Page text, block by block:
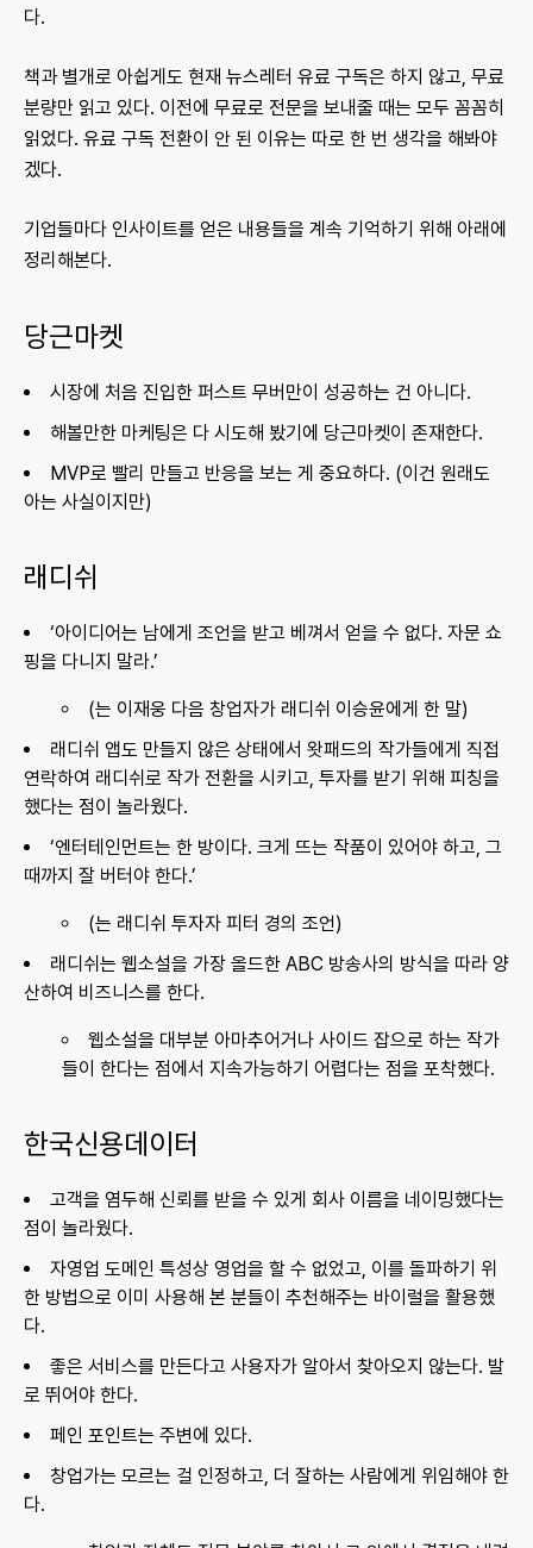
다.
책과 별개로 아쉽게도 현재 뉴스레터 유료 구독은 하지 않고, 무료
분량만 읽고 있다. 이전에 무료로 전문을 보내줄 때는 모두 꼼꼼히
읽었다. 유료 구독 전환이 안 된 이유는 따로 한 번 생각을 해봐야
겠다.
기업들마다 인사이트를 얻은 내용들을 계속 기억하기 위해 아래에
정리해본다.
당근마켓
시장에 처음 진입한 퍼스트 무버만이 성공하는 건 아니다.
해볼만한 마케팅은 다 시도해 봤기에 당근마켓이 존재한다.
MVP로 빨리 만들고 반응을 보는 게 중요하다. (이건 원래도
아는 사실이지만)
래디쉬
‘아이디어는 남에게 조언을 받고 베껴서 얻을 수 없다. 자문 쇼
핑을 다니지 말라.’
(는 이재웅 다음 창업자가 래디쉬 이승윤에게 한 말)
래디쉬 앱도 만들지 않은 상태에서 왓패드의 작가들에게 직접
연락하여 래디쉬로 작가 전환을 시키고, 투자를 받기 위해 피칭을
했다는 점이 놀라웠다.
‘엔터테인먼트는 한 방이다. 크게 뜨는 작품이 있어야 하고, 그
때까지 잘 버터야 한다.’
(는 래디쉬 투자자 피터 경의 조언)
래디쉬는 웹소설을 가장 올드한 ABC 방송사의 방식을 따라 양
산하여 비즈니스를 한다.
웹소설을 대부분 아마추어거나 사이드 잡으로 하는 작가
들이 한다는 점에서 지속가능하기 어렵다는 점을 포착했다.
한국신용데이터
고객을 염두해 신뢰를 받을 수 있게 회사 이름을 네이밍했다는
점이 놀라웠다.
자영업 도메인 특성상 영업을 할 수 없었고, 이를 돌파하기 위
한 방법으로 이미 사용해 본 분들이 추천해주는 바이럴을 활용했
다.
좋은 서비스를 만든다고 사용자가 알아서 찾아오지 않는다. 발
로 뛰어야 한다.
페인 포인트는 주변에 있다.
창업가는 모르는 걸 인정하고, 더 잘하는 사람에게 위임해야 한
다.